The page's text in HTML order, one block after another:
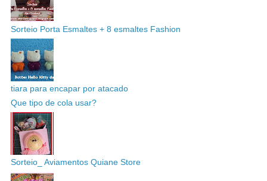
Sorteio Porta Esmaltes + 8 esmaltes Fashion
tiara para encapar por atacado
Que tipo de cola usar?
Sorteio_ Aviamentos Quiane Store